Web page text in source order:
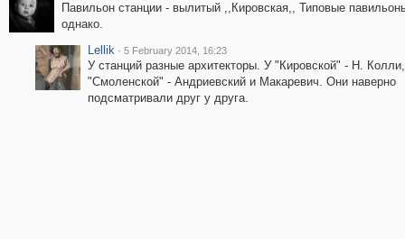
Павильон станции - вылитый ,,Кировская,, Типовые
однако.
Lellik · 5 February 2014, 16:23
У станций разные архитекторы. У "Кировской" - Н.
"Смоленской" - Андриевский и Макаревич. Они наверно
подсматривали друг у друга.